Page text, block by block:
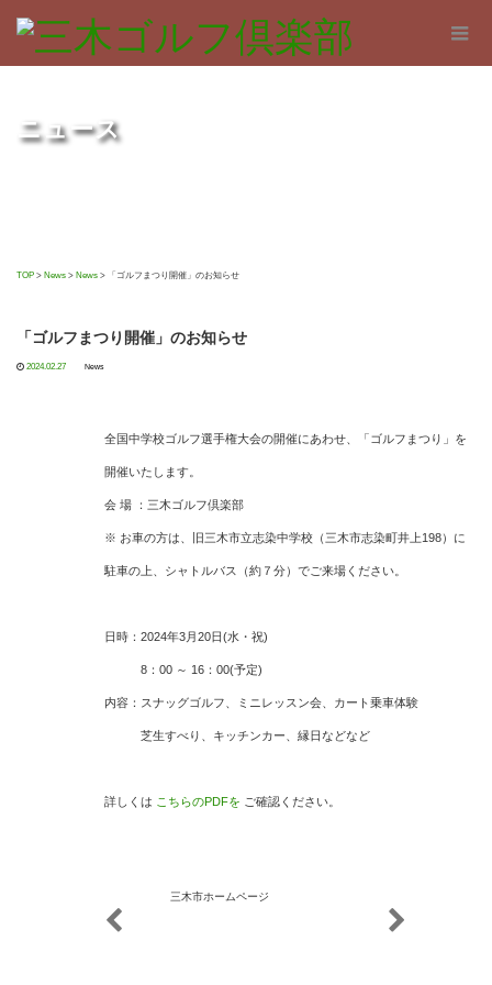
ニュース
TOP > News > News > 「ゴルフまつり開催」のお知らせ
「ゴルフまつり開催」のお知らせ
2024.02.27 News
全国中学校ゴルフ選手権大会の開催にあわせ、「ゴルフまつり」を
開催いたします。
会 場 ：三木ゴルフ倶楽部
※ お車の方は、旧三木市立志染中学校（三木市志染町井上198）に
駐車の上、シャトルバス（約７分）でご来場ください。
日時：2024年3月20日(水・祝)
8：00 ～ 16：00(予定)
内容：スナッグゴルフ、ミニレッスン会、カート乗車体験
芝生すべり、キッチンカー、縁日などなど
詳しくは こちらのPDFを ご確認ください。
三木市ホームページ